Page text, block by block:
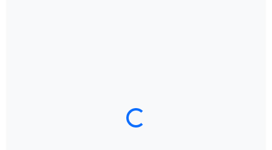
Загрузка трека...